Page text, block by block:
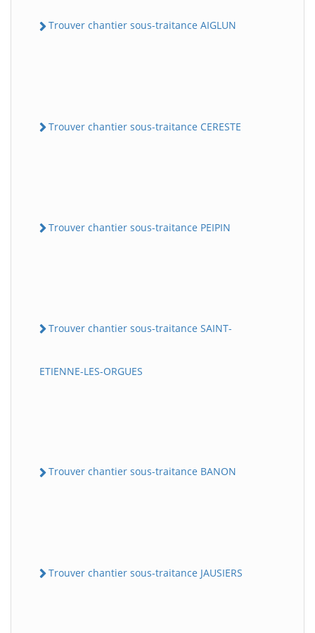
Trouver chantier sous-traitance AIGLUN
Trouver chantier sous-traitance CERESTE
Trouver chantier sous-traitance PEIPIN
Trouver chantier sous-traitance SAINT-
ETIENNE-LES-ORGUES
Trouver chantier sous-traitance BANON
Trouver chantier sous-traitance JAUSIERS